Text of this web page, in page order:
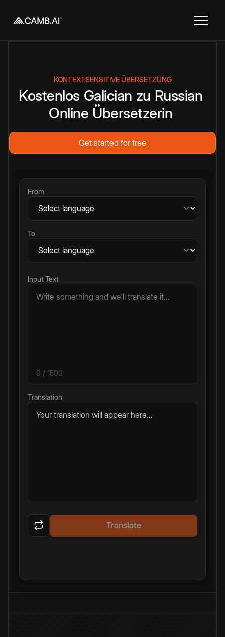
KONTEXTSENSITIVE ÜBERSETZUNG
Kostenlos Galician zu Russian
Online Übersetzerin
Get started for free
From
To
Input Text
0 / 1500
Translation
Your translation will appear here...
Translate